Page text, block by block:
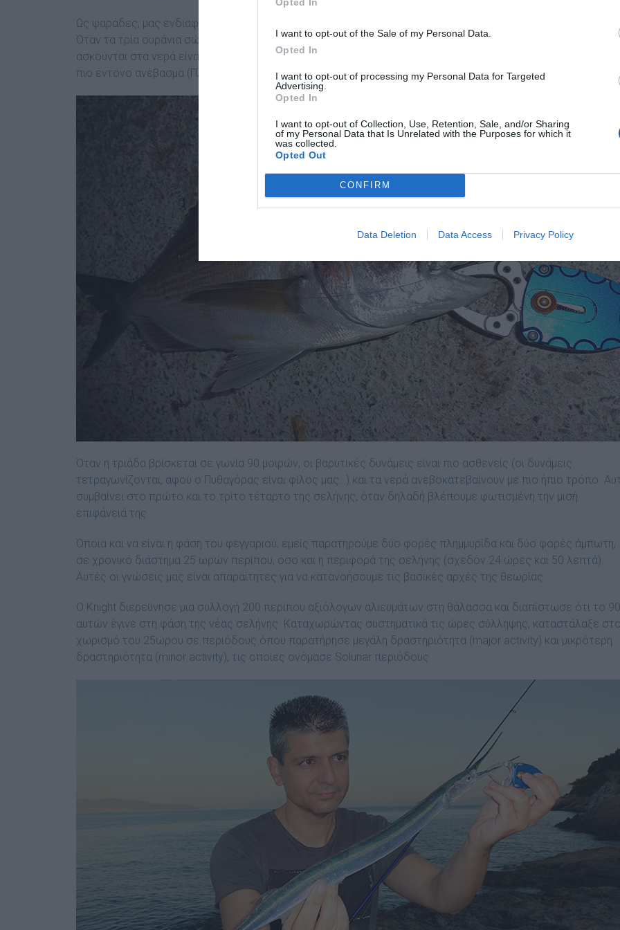
I want to opt-out of the Sale of my Personal Data.
Opted In
I want to opt-out of processing my Personal Data for Targeted
Advertising.
Opted In
I want to opt-out of Collection, Use, Retention, Sale, and/or Sharing
of my Personal Data that Is Unrelated with the Purposes for which it
was collected.
Opted Out
CONFIRM
Data Deletion Data Access Privacy Policy
Ως ψαράδες, µας ενδιαφέρουν οι φάσεις της σελήνης, γιατί σχετίζονται άµεσα µε τα παλιρροϊκά φαινόµενα.
Όταν τα τρία ουράνια σώµατα Ήλιος-Γη-Σελήνη ευθυγραµµίζονται (συζυγής παλίρροια), οι βαρυτικές έλξεις
ασκούνται στα νερά είναι πιο έντονες. Αυτό συµβαίνει στην πανσέληνο και στη νέα σελήνη, και τότε έχουµε
πιο έντονο ανέβασµα (Πληµµυρίδα) και κατέβασµα των νερών (Άµπωτη).
Όταν η τριάδα βρίσκεται σε γωνία 90 µοιρών, οι βαρυτικές δυνάµεις είναι πιο ασθενείς (οι δυνάµεις
τετραγωνίζονται, αφού ο Πυθαγόρας είναι φίλος µας…) και τα νερά ανεβοκατεβαίνουν µε πιο ήπιο τρόπο.
συµβαίνει στο πρώτο και το τρίτο τέταρτο της σελήνης, όταν δηλαδή βλέπουµε φωτισµένη την µισή
επιφάνειά της.
Όποια και να είναι η φάση του φεγγαριού, εµείς παρατηρούµε δύο φορές πληµµυρίδα και δύο φορές άµπωτη,
σε χρονικό διάστηµα 25 ωρών περίπου, όσο και η περιφορά της σελήνης (σχεδόν 24 ώρες και 50 λεπτά).
Αυτές οι γνώσεις µας είναι απαραίτητες για να κατανοήσουµε τις βασικές αρχές της θεωρίας.
Ο Knight διερεύνησε µια συλλογή 200 περίπου αξιόλογων αλιευµάτων στη θάλασσα και διαπίστωσε ότι το
αυτών έγινε στη φάση της νέας σελήνης. Καταχωρώντας συστηµατικά τις ώρες σύλληψης, καταστάλαξε
χωρισµό του 25ώρου σε περιόδους όπου παρατήρησε µεγάλη δραστηριότητα (major activity) και µικρότερη
δραστηριότητα (minor activity), τις οποίες ονόµασε Solunar περιόδους.